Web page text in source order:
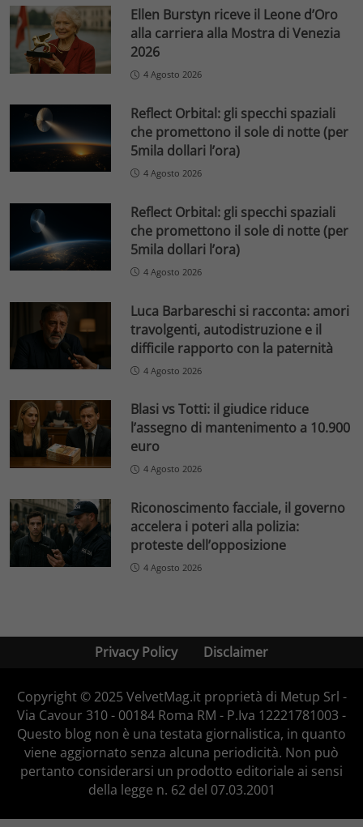
Ellen Burstyn riceve il Leone d’Oro
alla carriera alla Mostra di Venezia
2026
4 Agosto 2026
Reflect Orbital: gli specchi spaziali
che promettono il sole di notte (per
5mila dollari l’ora)
4 Agosto 2026
Reflect Orbital: gli specchi spaziali
che promettono il sole di notte (per
5mila dollari l’ora)
4 Agosto 2026
Luca Barbareschi si racconta: amori
travolgenti, autodistruzione e il
difficile rapporto con la paternità
4 Agosto 2026
Blasi vs Totti: il giudice riduce
l’assegno di mantenimento a 10.900
euro
4 Agosto 2026
Riconoscimento facciale, il governo
accelera i poteri alla polizia:
proteste dell’opposizione
4 Agosto 2026
Privacy Policy Disclaimer
Copyright © 2025 VelvetMag.it proprietà di Metup Srl -
Via Cavour 310 - 00184 Roma RM - P.Iva 12221781003 -
Questo blog non è una testata giornalistica, in quanto
viene aggiornato senza alcuna periodicità. Non può
pertanto considerarsi un prodotto editoriale ai sensi
della legge n. 62 del 07.03.2001